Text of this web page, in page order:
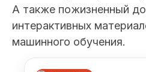
А также пожизненный
интерактивных
машинного обучения.